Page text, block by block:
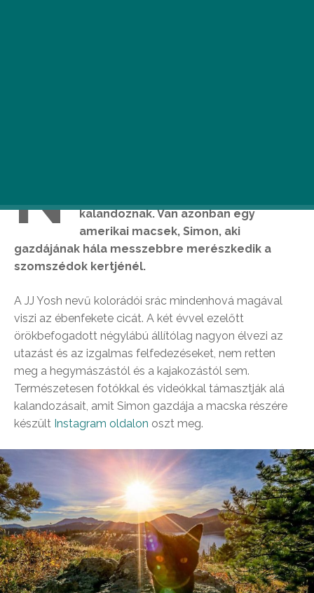
N
kalandoznak. Van azonban egy
amerikai macsek, Simon, aki
gazdájának hála messzebbre merészkedik a
szomszédok kertjénél.
A JJ Yosh nevű kolorádói srác mindenhová magával
viszi az ébenfekete cicát. A két évvel ezelőtt
örökbefogadott négylábú állítólag nagyon élvezi az
utazást és az izgalmas felfedezéseket, nem retten
meg a hegymászástól és a kajakozástól sem.
Természetesen fotókkal és videókkal támasztják alá
kalandozásait, amit Simon gazdája a macska részére
készült Instagram oldalon oszt meg.